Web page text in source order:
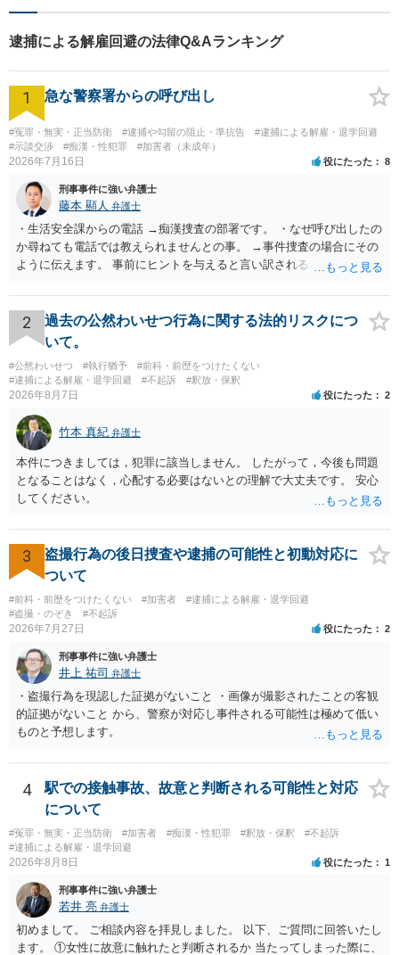
らの一歩を一緒に見つけてい
域密着型】
逮捕による解雇回避の法律Q&Aランキング
1 急な警察署からの呼び出し
#冤罪・無実・正当防衛 #逮捕や勾留の阻止・準抗告
#逮捕による解雇・退学回避
#示談交渉
#痴漢・性犯罪 #加害者（未成年）
2026年7月16日 役にたった 8
刑事事件に強い弁護士
藤本 顯人 弁護士
・生活安全課からの電話 →痴漢捜査の部署です。 ・なぜ呼び出したの
か尋ねても電話では教えられませんとの事。 →事件捜査の場合にその
ように伝えます。 事前にヒントを与えると言い訳されるからです。 ・
たり →やはり痴漢として疑われているのでは。 そもそも痴漢をやって
ないのであれば、何も疑われる筋合いは無いわけですし狼狽える必要
はないですね。
2
過去の公然わいせつ行為に関する法的リスクにつ
いて。
#公然わいせつ #執行猶予
#前科・前歴をつけたくない
#逮捕による解雇・退学回避
#不起訴 #釈放・保釈
2026年8月7日 役にたった 2
竹本 真紀 弁護士
本件につきましては，犯罪に該当しません。 したがって，今後も問題
となることはなく，心配する必要はないとの理解で大丈夫です。 安心
してください。
3
盗撮行為の後日捜査や逮捕の可能性と初動対応に
ついて
#前科・前歴をつけたくない #加害者
#逮捕による解雇・退学回避
#盗撮・のぞき
#不起訴
2026年7月27日 役にたった 2
刑事事件に強い弁護士
井上 祐司 弁護士
・盗撮行為を現認した証拠がないこと ・画像が撮影されたことの客観
的証拠がないこと から、警察が対応し事件される可能性は極めて低い
ものと予想します。
4
駅での接触事故、故意と判断される可能性と対応
について
#冤罪・無実・正当防衛 #加害者 #痴漢・性犯罪 #釈放・保釈
#不起訴
#逮捕による解雇・退学回避
2026年8月8日 役にたった 1
刑事事件に強い弁護士
若井 亮 弁護士
初めまして。 ご相談内容を拝見しました。 以下、ご質問に回答いたし
ます。 ①女性に故意に触れたと判断されるか 当たってしまった際に、